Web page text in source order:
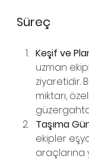
Süreç
Keşif ve
uzman
ziyaretidir.
miktarı,
Taşıma
ekipler
araçlarına